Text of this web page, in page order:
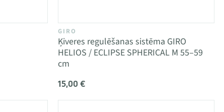
GIRO
Ķiveres regulēšanas sistēma GIRO
HELIOS / ECLIPSE SPHERICAL M 55–59
cm
15,00 €